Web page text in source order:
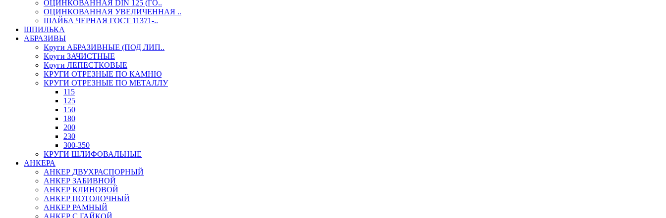
ОЦИНКОВАННАЯ DIN 125 (ГО..
ОЦИНКОВАННАЯ УВЕЛИЧЕННАЯ ..
ШАЙБА ЧЕРНАЯ ГОСТ 11371-..
ШПИЛЬКА
АБРАЗИВЫ
Круги АБРАЗИВНЫЕ (ПОД ЛИП..
Круги ЗАЧИСТНЫЕ
Круги ЛЕПЕСТКОВЫЕ
КРУГИ ОТРЕЗНЫЕ ПО КАМНЮ
КРУГИ ОТРЕЗНЫЕ ПО МЕТАЛЛУ
115
125
150
180
200
230
300-350
КРУГИ ШЛИФОВАЛЬНЫЕ
АНКЕРА
АНКЕР ДВУХРАСПОРНЫЙ
АНКЕР ЗАБИВНОЙ
АНКЕР КЛИНОВОЙ
АНКЕР ПОТОЛОЧНЫЙ
АНКЕР РАМНЫЙ
АНКЕР С ГАЙКОЙ